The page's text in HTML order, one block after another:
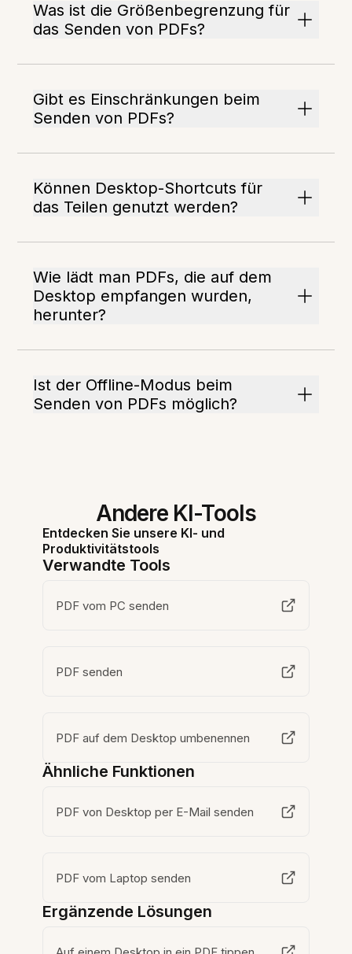
Was ist die Größenbegrenzung für
das Senden von PDFs?
Gibt es Einschränkungen beim
Senden von PDFs?
Können Desktop-Shortcuts für
das Teilen genutzt werden?
Wie lädt man PDFs, die auf dem
Desktop empfangen wurden,
herunter?
Ist der Offline-Modus beim
Senden von PDFs möglich?
Andere KI-Tools
Entdecken Sie unsere KI- und
Produktivitätstools
Verwandte Tools
PDF vom PC senden
PDF senden
PDF auf dem Desktop umbenennen
Ähnliche Funktionen
PDF von Desktop per E-Mail senden
PDF vom Laptop senden
Ergänzende Lösungen